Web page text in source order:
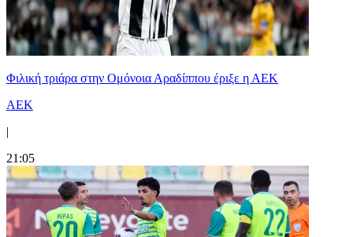
Φιλική τριάρα στην Ομόνοια Αραδίππου έριξε η ΑΕΚ
ΑΕΚ
|
21:05